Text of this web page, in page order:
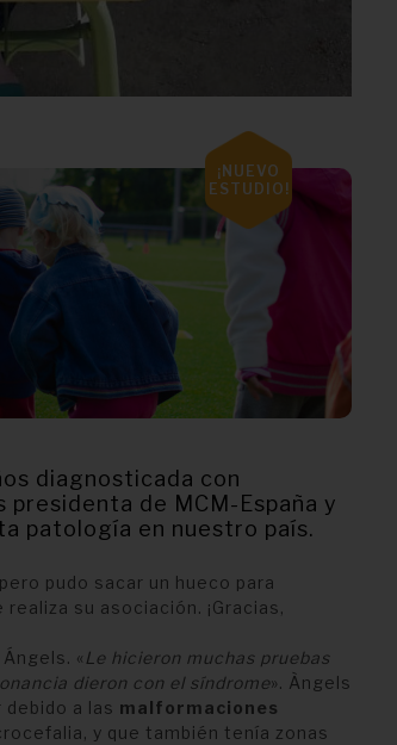
¡NUEVO
ESTUDIO!
diagnosticada con
de MCM-España y
patología en nuestro país.
pudo sacar un hueco para
su asociación. ¡Gracias,
« Le hicieron muchas pruebas
dieron con el síndrome». Àngels
debido a las malformaciones
y que también tenía zonas